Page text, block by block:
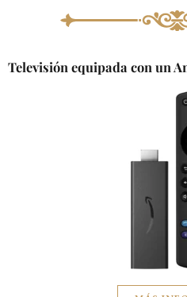
Televisión equipada con un